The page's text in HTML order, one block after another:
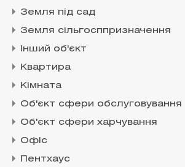
Земля під сад
Земля сільгосппризначення
Інший об'єкт
Квартира
Кімната
Об'єкт сфери обслуговування
Об'єкт сфери харчування
Офіс
Пентхаус